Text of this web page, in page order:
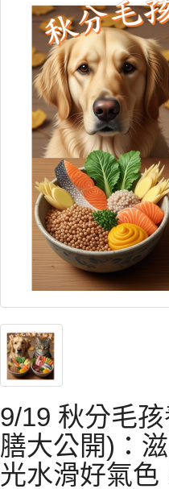
9/19 秋分毛
膳大公開)：
光水滑好氣色